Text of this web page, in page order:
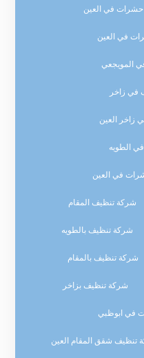
حشرات في العين
في العين
المويجعي
في زاخر
زاخر العين
الطويه
في العين
شركة تنظيف المقام
شركة تنظيف بالطويه
شركة تنظيف بالمقام
شركة تنظيف بزاخر
في ابوظبي
تنظيف شقق المقام العين